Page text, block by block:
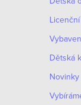
l
Dětská
Novinky